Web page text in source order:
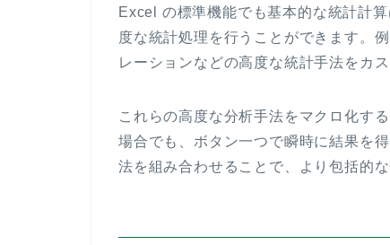
Excel の標準機能でも基本的な統計計
度な統計処理を行うことができます。
レーションなどの高度な統計手法をカ
これらの高度な分析手法をマクロ化す
場合でも、ボタン一つで瞬時に結果を
法を組み合わせることで、より包括的